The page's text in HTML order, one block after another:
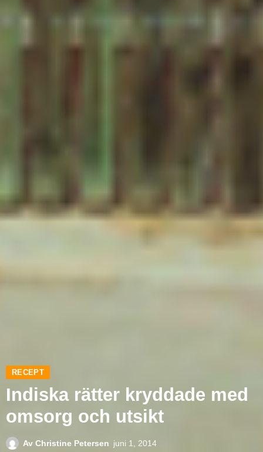
RECEPT
Indiska rätter kryddade med
omsorg och utsikt
Av Christine Petersen juni 1, 2014